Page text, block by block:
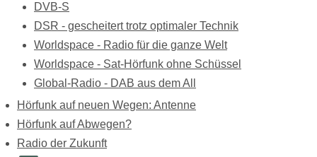
DVB-S
DSR - gescheitert trotz optimaler Technik
Worldspace - Radio für die ganze Welt
Worldspace - Sat-Hörfunk ohne Schüssel
Global-Radio - DAB aus dem All
Hörfunk auf neuen Wegen: Antenne
Hörfunk auf Abwegen?
Radio der Zukunft